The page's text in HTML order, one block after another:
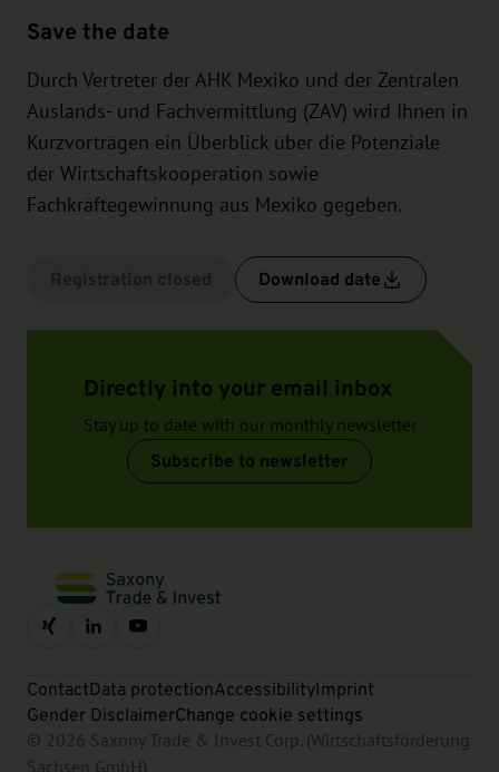
Save the date
Durch Vertreter der AHK Mexiko und der Zentralen
Auslands- und Fachvermittlung (ZAV) wird Ihnen in
Kurzvorträgen ein Überblick über die Potenziale
der Wirtschaftskooperation sowie
Fachkräftegewinnung aus Mexiko gegeben.
Download date
Directly into your email inbox
Stay up to date with our monthly newsletter
Subscribe to newsletter
ContactData protectionAccessibilityImprint
Gender DisclaimerChange cookie settings
© 2026 Saxony Trade & Invest Corp. (Wirtschaftsförderung
Sachsen GmbH)